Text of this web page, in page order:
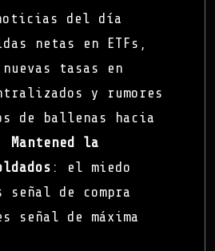
del día
netas en ETFs,
tasas en
y rumores
de ballenas hacia
Mantened la
: el miedo
señal de compra
señal de máxima